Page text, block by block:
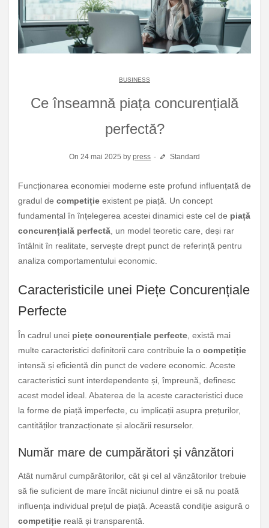
BUSINESS
Ce înseamnă piața concurențială
perfectă?
On 24 mai 2025 bypress Standard
Funcționarea economiei moderne este profund influențată de
gradul de competiție existent pe piață. Un concept
fundamental în înțelegerea acestei dinamici este cel de piață
concurențială perfectă , un model teoretic care, deși rar
întâlnit în realitate, servește drept punct de referință pentru
analiza comportamentului economic.
Caracteristicile unei Piețe Concurențiale
Perfecte
În cadrul unei piețe concurențiale perfecte , există mai
multe caracteristici definitorii care contribuie la o competiție
intensă și eficientă din punct de vedere economic. Aceste
caracteristici sunt interdependente și, împreună, definesc
acest model ideal. Abaterea de la aceste caracteristici duce
la forme de piață imperfecte, cu implicații asupra prețurilor,
cantităților tranzacționate și alocării resurselor.
Număr mare de cumpărători și vânzători
Atât numărul cumpărătorilor, cât și cel al vânzătorilor trebuie
să fie suficient de mare încât niciunul dintre ei să nu poată
influența individual prețul de piață. Această condiție asigură o
competiție reală și transparentă.